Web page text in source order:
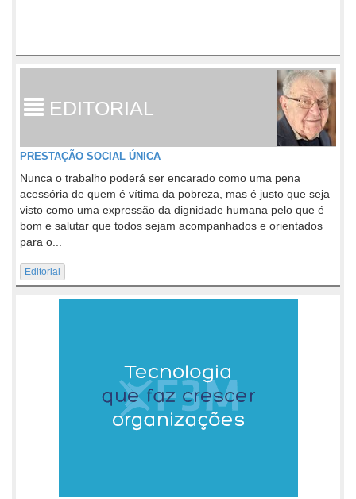
EDITORIAL
PRESTAÇÃO SOCIAL ÚNICA
Nunca o trabalho poderá ser encarado como uma pena
acessória de quem é vítima da pobreza, mas é justo que seja
visto como uma expressão da dignidade humana pelo que é
bom e salutar que todos sejam acompanhados e orientados
para o...
Editorial